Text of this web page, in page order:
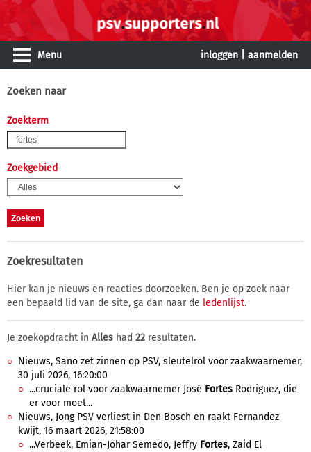
Menu inloggen aanmelden
Zoeken naar
Zoekterm
Zoekgebied
Zoekresultaten
Hier kan je nieuws en reacties doorzoeken. Ben je op zoek naar
een bepaald lid van de site, ga dan naar de ledenlijst.
Je zoekopdracht in Alles had 22 resultaten.
Nieuws, Sano zet zinnen op PSV, sleutelrol voor zaakwaarnemer,
30 juli 2026, 16:20:00
...cruciale rol voor zaakwaarnemer José Fortes Rodriguez, die
er voor moet...
Nieuws, Jong PSV verliest in Den Bosch en raakt Fernandez
kwijt, 16 maart 2026, 21:58:00
...Verbeek, Emian-Johar Semedo, Jeffry Fortes, Zaid El